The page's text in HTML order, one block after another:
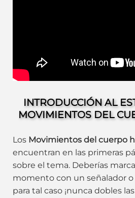
INTRODUCCIÓN AL
MOVIMIENTOS DEL
Los Movimientos del cuerpo
encuentran en las primeras
sobre el tema. Deberías
momento con un señalador
para tal caso ¡nunca dobles